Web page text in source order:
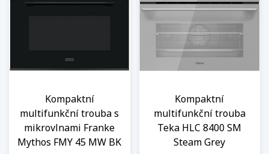
Kompaktní
multifunkční trouba s
mikrovlnami Franke
Mythos FMY 45 MW BK
Kompaktní
multifunkční trouba
Teka HLC 8400 SM
Steam Grey